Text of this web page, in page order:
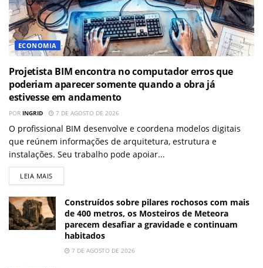
ECONOMIA
Projetista BIM encontra no computador erros que
poderiam aparecer somente quando a obra já
estivesse em andamento
POR INGRID 7 DE AGOSTO DE 2026
O profissional BIM desenvolve e coordena modelos digitais
que reúnem informações de arquitetura, estrutura e
instalações. Seu trabalho pode apoiar...
LEIA MAIS
Construídos sobre pilares rochosos com mais
de 400 metros, os Mosteiros de Meteora
parecem desafiar a gravidade e continuam
habitados
7 DE AGOSTO DE 2026